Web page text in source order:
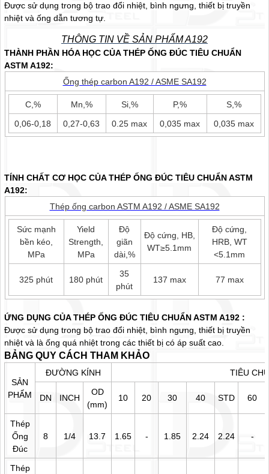
Được sử dụng trong bộ trao đổi nhiệt, bình ngưng, thiết bị truyền
nhiệt và ống dẫn tương tự.
THÔNG TIN VỀ SẢN PHẨM A192
THÀNH PHẦN HÓA HỌC CỦA THÉP ỐNG ĐÚC TIÊU CHUẨN
ASTM A192:
Ống thép carbon A192 / ASME SA192
C,% Mn,% Si,% P,%
S,%
0,06-0,18
0,27-0,63 0.25 max 0,035 max 0,035 max
TÍNH CHẤT CƠ HỌC CỦA THÉP ỐNG ĐÚC TIÊU CHUẨN ASTM
A192:
Thép ống carbon ASTM A192 / ASME SA192
Sức mạnh
bền kéo,
MPa
Yield
Strength,
MPa
Độ
giãn
dài,%
Độ cứng, HB,
WT≥5.1mm
Độ cứng,
HRB, WT
<5.1mm
325 phút 180 phút
35
phút
137 max 77 max
ỨNG DỤNG CỦA THÉP ỐNG ĐÚC TIÊU CHUẨN ASTM A192 :
Được sử dụng trong bộ trao đổi nhiệt, bình ngưng, thiết bị truyền
nhiệt và là ống quá nhiệt trong các thiết bị có áp suất cao.
BẢNG QUY CÁCH THAM KHẢO
SẢN
PHẨM
ĐƯỜNG KÍNH TIÊU
DN INCH
OD
(mm)
10 20 30 40 STD 60
Thép
Ống
Đúc
8 1/4 13.7 1.65 - 1.85 2.24 2.24 -
Thép